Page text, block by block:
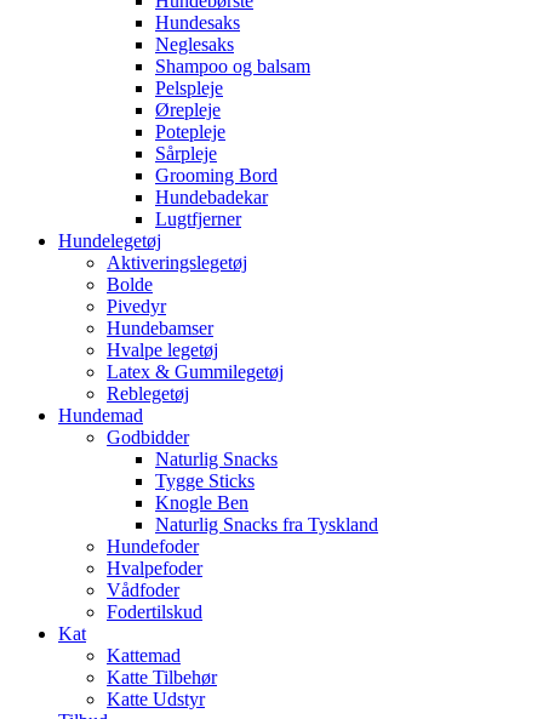
Hundesaks
Neglesaks
Shampoo og balsam
Pelspleje
Ørepleje
Potepleje
Sårpleje
Grooming Bord
Hundebadekar
Lugtfjerner
Hundelegetøj
Aktiveringslegetøj
Bolde
Pivedyr
Hundebamser
Hvalpe legetøj
Latex & Gummilegetøj
Reblegetøj
Hundemad
Godbidder
Naturlig Snacks
Tygge Sticks
Knogle Ben
Naturlig Snacks fra Tyskland
Hundefoder
Hvalpefoder
Vådfoder
Fodertilskud
Kat
Kattemad
Katte Tilbehør
Katte Udstyr